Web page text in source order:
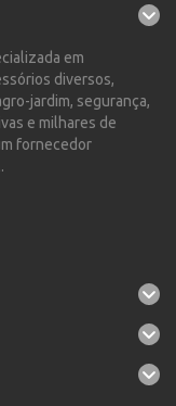
em
diversos,
jardim, segurança,
e milhares de
fornecedor